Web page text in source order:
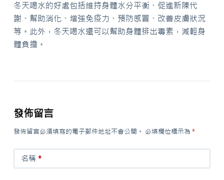
冬天喝水的好處包括維持身體水分平衡、促進新陳代
謝、幫助消化、增強免疫力、預防感冒、改善皮膚狀況
等。此外，冬天喝水還可以幫助身體排出毒素，減輕身
體負擔。
發佈留言
發佈留言必須填寫的電子郵件地址不會公開。 必填欄位標示為 *
名稱 *